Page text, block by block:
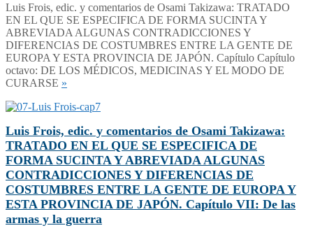
Luis Frois, edic. y comentarios de Osami Takizawa: TRATADO
EN EL QUE SE ESPECIFICA DE FORMA SUCINTA Y
ABREVIADA ALGUNAS CONTRADICCIONES Y
DIFERENCIAS DE COSTUMBRES ENTRE LA GENTE DE
EUROPA Y ESTA PROVINCIA DE JAPÓN. Capítulo Capítulo
octavo: DE LOS MÉDICOS, MEDICINAS Y EL MODO DE
CURARSE »
Luis Frois, edic. y comentarios de Osami Takizawa:
TRATADO EN EL QUE SE ESPECIFICA DE
FORMA SUCINTA Y ABREVIADA ALGUNAS
CONTRADICCIONES Y DIFERENCIAS DE
COSTUMBRES ENTRE LA GENTE DE EUROPA Y
ESTA PROVINCIA DE JAPÓN. Capítulo VII: De las
armas y la guerra